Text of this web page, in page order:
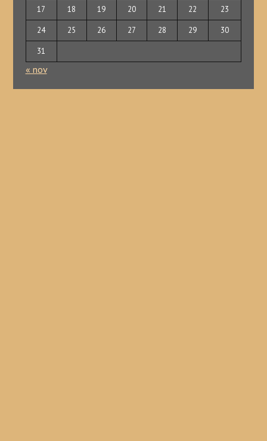
17 18 19 20 21 22 23
24 25 26 27 28 29 30
31
« nov